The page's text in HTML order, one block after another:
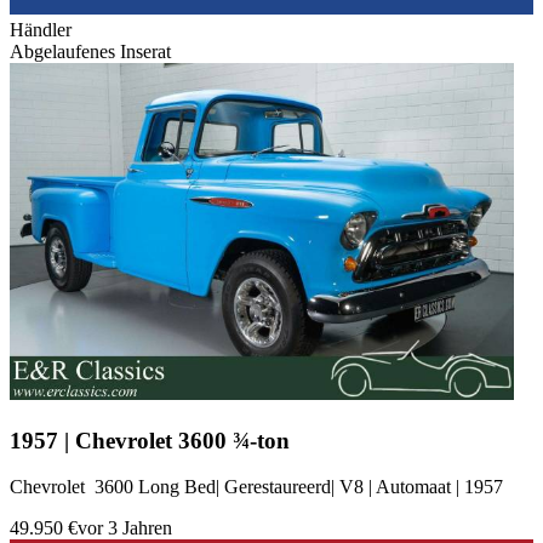
Händler
Abgelaufenes Inserat
1957 | Chevrolet 3600 ¾-ton
Chevrolet 3600 Long Bed| Gerestaureerd| V8 | Automaat | 1957
49.950 €vor 3 Jahren